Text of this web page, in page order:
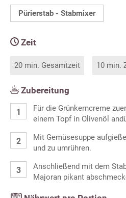
Pürierstab - Stabmixer
Zeit
20 min. Gesamtzeit 10 min.
Zubereitung
Für die Grünkerncreme
einem Topf in Olivenöl
Mit Gemüsesuppe
und zu umrühren.
Anschließend mit dem
Majoran pikant